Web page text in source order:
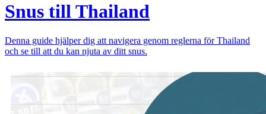
Snus till Thailand
Denna guide hjälper dig att navigera genom reglerna för Thailand
och se till att du kan njuta av ditt snus.